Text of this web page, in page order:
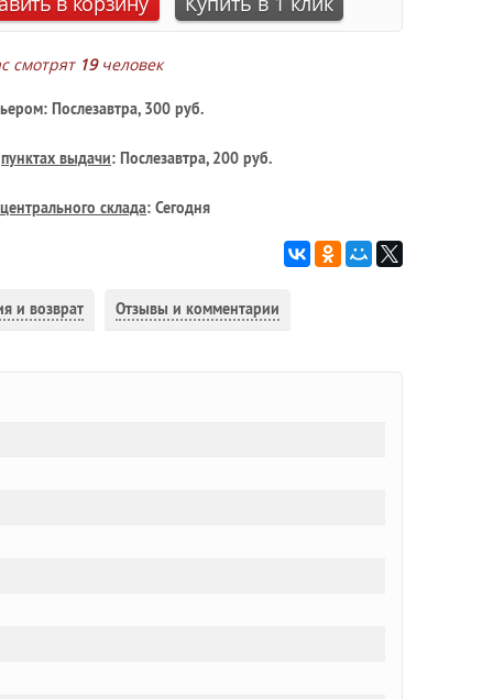
смотрят 19человек
Послезавтра, 300 руб.
пунктах выдачи: Послезавтра, 200 руб.
центрального склада: Сегодня
и возврат Отзывы и комментарии